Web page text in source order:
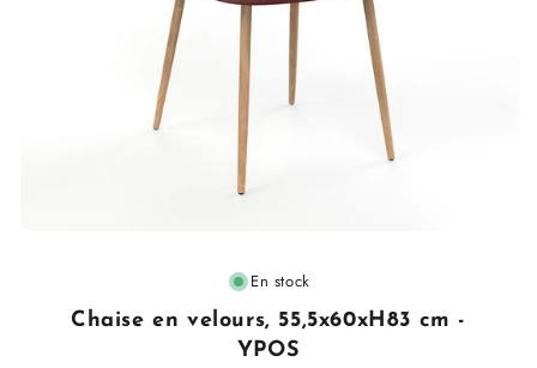
Fournisseur
En stock
Chaise en velours, 55,5x60xH83 cm -
YPOS